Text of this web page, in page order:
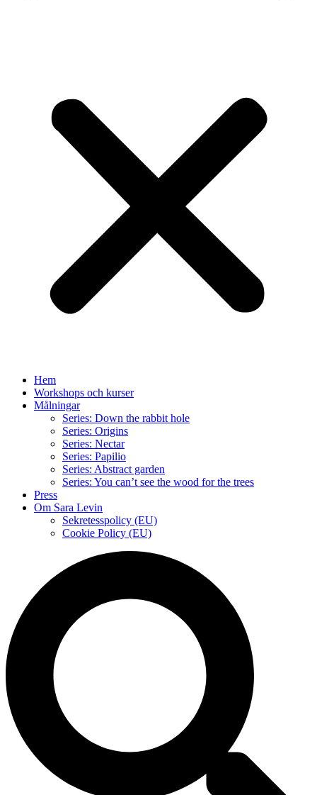
Hem
Workshops och kurser
Målningar
Series: Down the rabbit hole
Series: Origins
Series: Nectar
Series: Papilio
Series: Abstract garden
Series: You can’t see the wood for the trees
Press
Om Sara Levin
Sekretesspolicy (EU)
Cookie Policy (EU)